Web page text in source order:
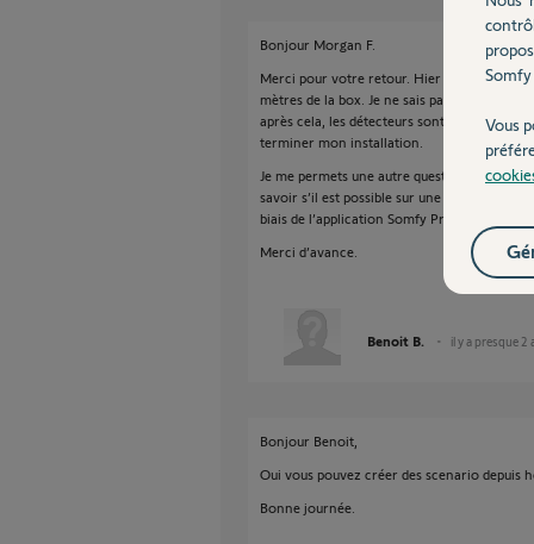
Bonjour Morgan F.
Merci pour votre retour. Hier soir le Link
mètres de la box. Je ne sais pas comment
après cela, les détecteurs sont apparus sur
terminer mon installation.
Je me permets une autre question, peut-être
savoir s’il est possible sur une détection de
biais de l’application Somfy Protect ou
Merci d’avance.
Benoit B. il y a presque 2
Bonjour Benoit,
Oui vous pouvez créer des scenario depuis
Bonne journée.
Somfy
Vous